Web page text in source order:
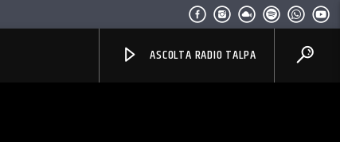
ASCOLTA RADIO TALPA